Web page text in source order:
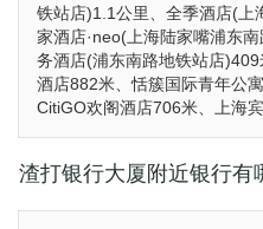
铁站店)1.1公里、全季酒店(上
家酒店·neo(上海陆家嘴浦东
务酒店(浦东南路地铁站店
酒店882米、恬簇国际青年公
CitiGO欢阁酒店706米、上海
渣打银行大厦附近银行有